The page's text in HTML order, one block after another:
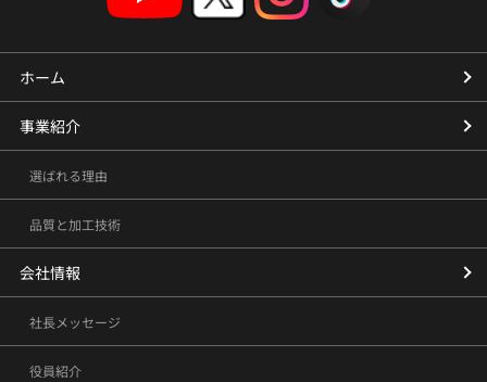
ホーム
事業紹介
選ばれる理由
品質と加工技術
会社情報
社長メッセージ
役員紹介